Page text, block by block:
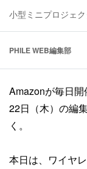
小型ミニプロジェ
PHILE WEB編集部
Amazonが毎日
22日（木）の編
く。
本日は、ワイヤ